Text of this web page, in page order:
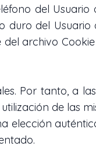
del Usuario
duro del
archivo
Por tanto, a
de las
elección